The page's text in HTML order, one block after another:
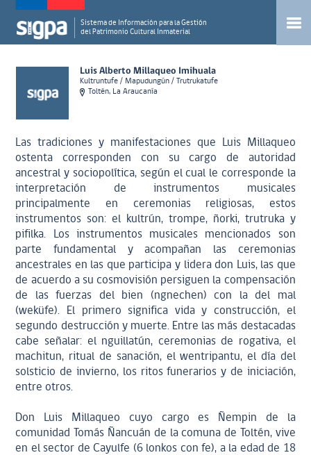
Sistema de Información para la Gestión
del Patrimonio Cultural Inmaterial
Luis Alberto Millaqueo Imihuala
Kultruntufe / Mapudungún / Trutrukatufe
Toltén, La Araucanía
Las tradiciones y manifestaciones que Luis Millaqueo
ostenta corresponden con su cargo de autoridad
ancestral y sociopolítica, según el cual le corresponde la
interpretación de instrumentos musicales
principalmente en ceremonias religiosas, estos
instrumentos son: el kultrún, trompe, ñorki, trutruka y
pifilka. Los instrumentos musicales mencionados son
parte fundamental y acompañan las ceremonias
ancestrales en las que participa y lidera don Luis, las que
de acuerdo a su cosmovisión persiguen la compensación
de las fuerzas del bien (ngnechen) con la del mal
(weküfe). El primero significa vida y construcción, el
segundo destrucción y muerte. Entre las más destacadas
cabe señalar: el nguillatún, ceremonias de rogativa, el
machitun, ritual de sanación, el wentripantu, el día del
solsticio de invierno, los ritos funerarios y de iniciación,
entre otros.
Don Luis Millaqueo cuyo cargo es Ñempin de la
comunidad Tomás Ñancuán de la comuna de Toltén, vive
en el sector de Cayulfe (6 lonkos con fe), a la edad de 18